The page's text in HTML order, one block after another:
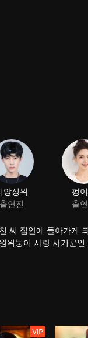
앙싱위
출연진
펑
출
씨 집안에 들아가게
눙이 사랑 사기꾼
VIP